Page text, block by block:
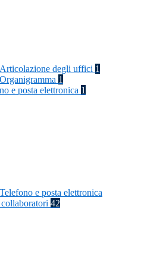
Articolazione degli uffici 1
Organigramma 1
e posta elettronica 1
Telefono e posta elettronica
42